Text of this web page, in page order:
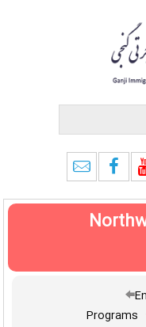
Programs